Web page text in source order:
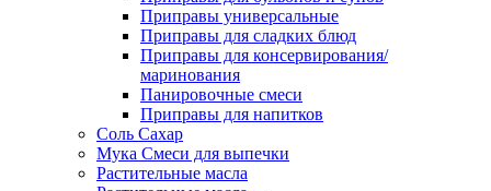
Приправы универсальные
Приправы для сладких блюд
Приправы для консервирования/
маринования
Панировочные смеси
Приправы для напитков
Соль Сахар
Мука Смеси для выпечки
Растительные масла